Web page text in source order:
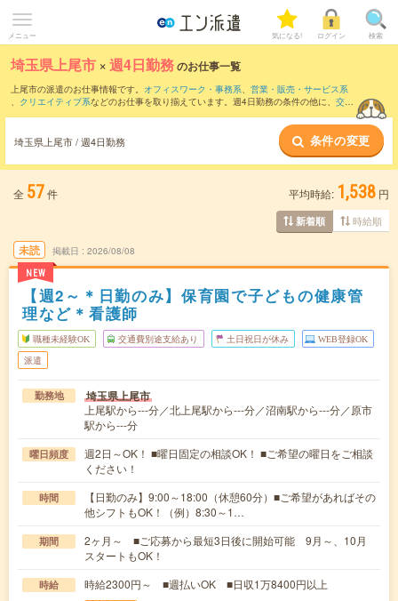
メニュー 気になる! ログイン 検索
埼玉県上尾市 ×週4日勤務のお仕事一覧
上尾市の派遣のお仕事情報です。 オフィスワーク・事務系、 営業・販売・サービス系
、 クリエイティブ系などのお仕事を取り揃えています。週4日勤務の条件の他に、 交通
埼玉県上尾市 / 週4日勤務 条件の変更
全 57件 平均時給: 1,538 円
新着順 時給順
未読
NEW
掲載日 2026/08/08
【週2～＊日勤のみ】保育園で子どもの健康管
理など＊看護師
職種未経験OK 交通費別途支給あり 土日祝日が休み WEB登録OK
派遣
勤務地 埼玉県上尾市
上尾駅から---分／北上尾駅から---分／沼南駅から---分／原市
駅から---分
曜日頻度
週2日～OK！ ■曜日固定の相談OK！ ■ご希望の曜日をご相談
ください！
時間
【日勤のみ】9:00～18:00（休憩60分）■ご希望があればその
他シフトもOK！（例）8:30～1…
期間
2ヶ月～ ■ご応募から最短3日後に開始可能 9月～、10月
スタートもOK！
時給 時給2300円～ ■週払いOK ■日収1万8400円以上